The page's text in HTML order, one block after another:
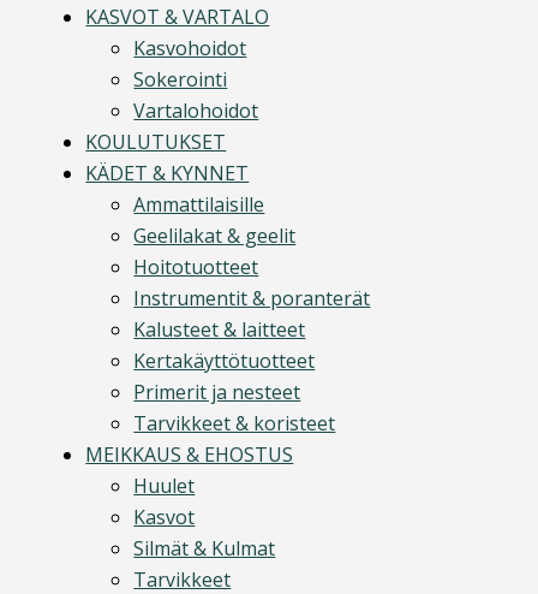
KASVOT & VARTALO
Kasvohoidot
Sokerointi
Vartalohoidot
KOULUTUKSET
KÄDET & KYNNET
Ammattilaisille
Geelilakat & geelit
Hoitotuotteet
Instrumentit & poranterät
Kalusteet & laitteet
Kertakäyttötuotteet
Primerit ja nesteet
Tarvikkeet & koristeet
MEIKKAUS & EHOSTUS
Huulet
Kasvot
Silmät & Kulmat
Tarvikkeet